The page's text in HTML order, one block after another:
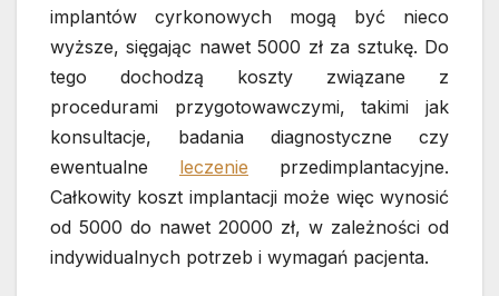
implantów cyrkonowych mogą być nieco
wyższe, sięgając nawet 5000 zł za sztukę. Do
tego dochodzą koszty związane z
procedurami przygotowawczymi, takimi jak
konsultacje, badania diagnostyczne czy
ewentualne leczenie przedimplantacyjne.
Całkowity koszt implantacji może więc wynosić
od 5000 do nawet 20000 zł, w zależności od
indywidualnych potrzeb i wymagań pacjenta.